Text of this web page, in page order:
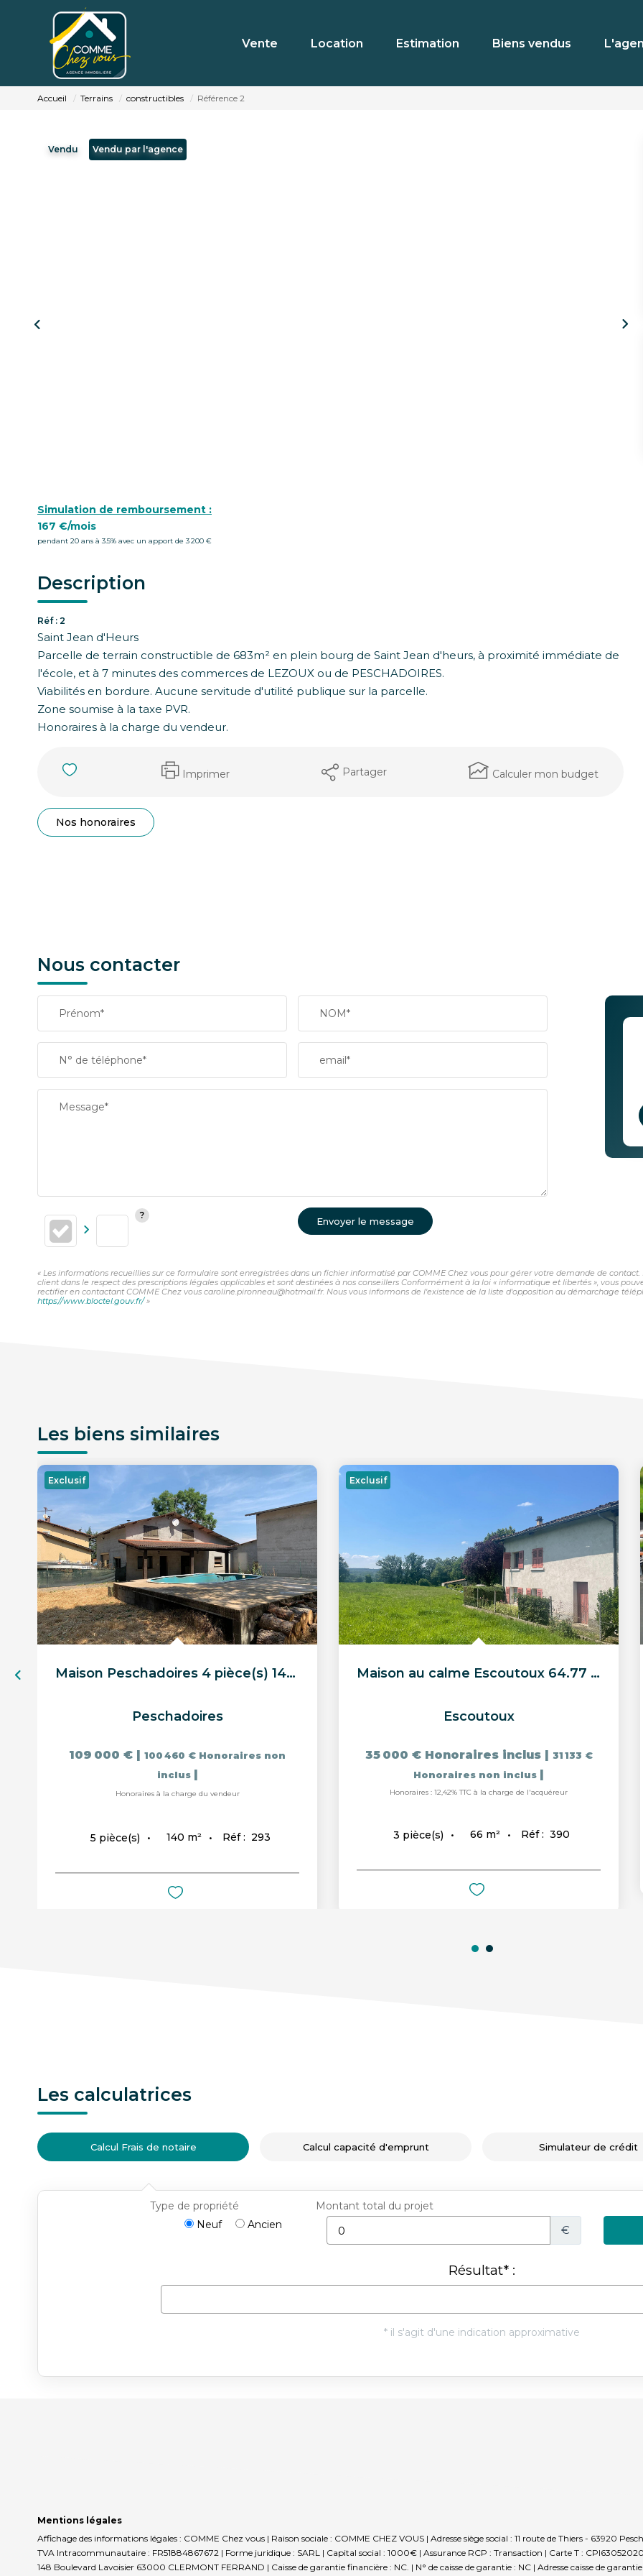
Vente Location Estimation Biens vendus
Accueil Terrains constructibles Référence 2
Vendu Vendu par l'agence
Simulation de remboursement :
167 €/mois
pendant 20 ans à 3.5% avec un apport de 3 200 €
Description
Réf : 2
Saint Jean d'Heurs
Parcelle de terrain constructible de 683m² en plein bourg de Saint Jean d'heurs, à proximité immédiate de
l'école, et à 7 minutes des commerces de LEZOUX ou de PESCHADOIRES.
Viabilités en bordure. Aucune servitude d'utilité publique sur la parcelle.
Zone soumise à la taxe PVR.
Honoraires à la charge du vendeur.
Imprimer Partager Calculer mon budget
Nos honoraires
Nous contacter
Prénom* NOM*
N° de téléphone* email*
Message*
Envoyer le message
« Les informations recueillies sur ce formulaire sont enregistrées dans un fichier informatisé par COMME Chez vous pour gérer votre demande de
client dans le respect des prescriptions légales applicables et sont destinées à nos conseillers Conformément à la loi « informatique et libertés », vous
rectifier en contactant COMME Chez vous caroline.pironneau@hotmail.fr. Nous vous informons de l'existence de la liste d'opposition au démarchage
https://www.bloctel.gouv.fr/»
Les biens similaires
Exclusif
Maison Peschadoires 4 pièce(s) 140 m2
Peschadoires
109 000 € | 100 460 € Honoraires non
inclus |
Honoraires à la charge du vendeur
5 pièce(s) 140 m² Réf : 293
Exclusif
Maison au calme Escoutoux 64.77 m2
Escoutoux
35 000 € Honoraires inclus | 31 133 €
Honoraires non inclus |
Honoraires : 12,42% TTC à la charge de l'acquéreur
3 pièce(s) 66 m² Réf : 390
Les calculatrices
Calcul Frais de notaire Calcul capacité d'emprunt Simulateur de crédit
Mentions légales
Affichage des informations légales : COMME Chez vous | Raison sociale : COMME CHEZ VOUS | Adresse siège social : 11 route de Thiers - 63920
TVA Intracommunautaire : FR51884867672 | Forme juridique : SARL | Capital social : 1000€ | Assurance RCP : Transaction | Carte T :
148 Boulevard Lavoisier 63000 CLERMONT FERRAND | Caisse de garantie financière : NC. | N° de caisse de garantie : NC | Adresse caisse de